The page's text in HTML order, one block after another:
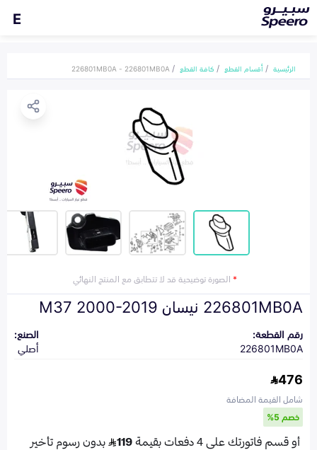
E
الرئيسية أقسام القطع كافة القطع 226801MB0A - 226801MB0A
*الصورة توضيحية قد لا تتطابق مع المنتج النهائي
226801MB0A نيسان M37 2000-2019
رقم القطعة:
226801MB0A
الصنع:
أصلي
476
شامل القيمة المضافة
خصم 5%